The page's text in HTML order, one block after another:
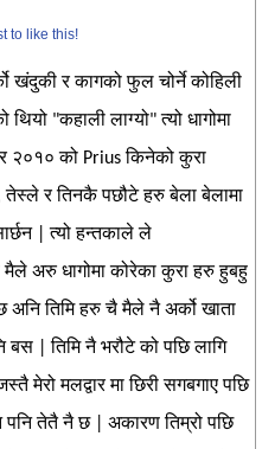
to like this!
खंदुकी र कागको फुल चोर्ने कोहिली
"कहाली लाग्यो" त्यो धागोमा
२०१० को Prius किनेको कुरा
र तिनकै पछौटे हरु बेला बेलामा
| त्यो हन्तकाले ले
मैले अरु धागोमा कोरेका कुरा हरु हुबहु
अनि तिमि हरु चै मैले नै अर्को खाता
| तिमि नै भरौटे को पछि लागि
मेरो मलद्वार मा छिरी सगबगाए पछि
पनि तेतै नै छ | अकारण तिम्रो पछि